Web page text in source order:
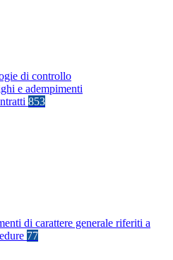
di controllo
e adempimenti
853
di carattere generale riferiti a
77